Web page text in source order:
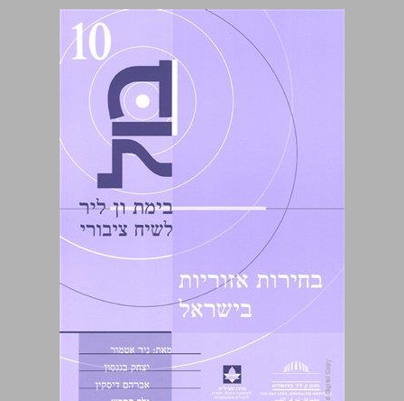
בול מס': 10 / בחירות אזוריות בישראל ... 0